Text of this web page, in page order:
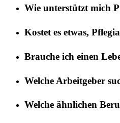
Wie unterstützt mich
Kostet es etwas, Pflegia
Brauche ich einen
Welche Arbeitgeber
Welche ähnlichen